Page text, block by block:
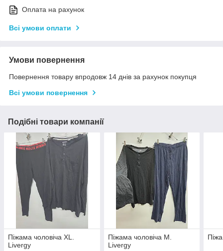
Оплата на рахунок
Всі умови оплати
Умови повернення
Повернення товару впродовж 14 днів за рахунок покупця
Всі умови повернення
Подібні товари компанії
Піжама чоловіча XL.
Livergy
Піжама чоловіча M.
Livergy